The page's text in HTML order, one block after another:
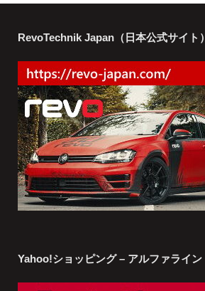
RevoTechnik Japan（日本公式サイト）
Yahoo!ショッピング – アルファライン